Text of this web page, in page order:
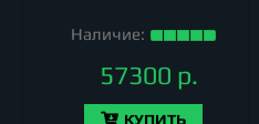
Наличие:
57300 р.
КУПИТЬ